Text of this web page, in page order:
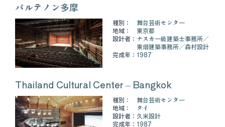
パルテノン多摩
種別：
舞台芸術センター
地域：
東京都
設計者： ナスカ一級建築士事務所
東畑建築事務所
森村設計
完成年： 1987
Thailand Cultural Center – Bangkok
種別：
舞台芸術センター
地域：
タイ
設計者： 久米設計
完成年： 1987